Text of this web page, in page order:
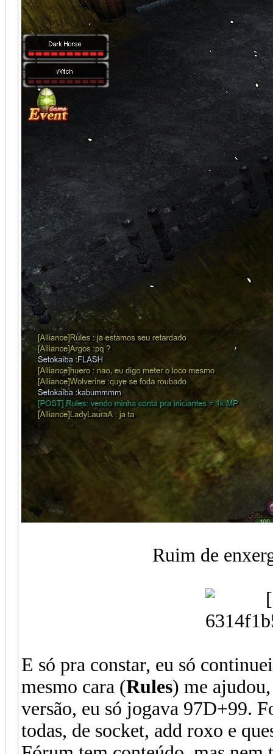
Ruim de
E só pra constar, eu só
mesmo cara (Rules) me
versão, eu só jogava 97D+99.
todas, de socket, add roxo e